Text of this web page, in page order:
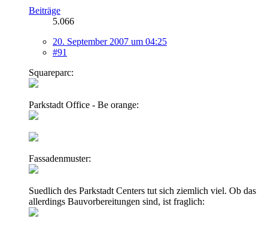
Beiträge
5.066
20. September 2007 um 04:25
#91
Squareparc:
Parkstadt Office - Be orange:
Fassadenmuster:
Suedlich des Parkstadt Centers tut sich ziemlich viel. Ob das
allerdings Bauvorbereitungen sind, ist fraglich: